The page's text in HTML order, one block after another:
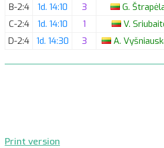
B-2:4
1d. 14:10 3 G.
C-2:4
1d. 14:10 1 V.
D-2:4 1d. 14:30 3 A.
Print version